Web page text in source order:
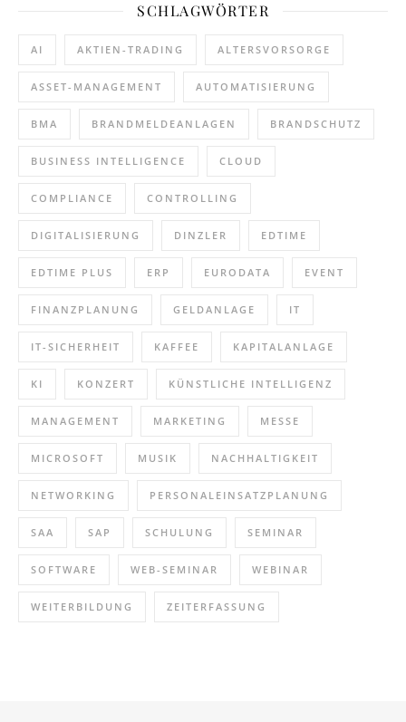
SCHLAGWÖRTER
AI AKTIEN-TRADING ALTERSVORSORGE
ASSET-MANAGEMENT AUTOMATISIERUNG
BMA BRANDMELDEANLAGEN BRANDSCHUTZ
BUSINESS INTELLIGENCE CLOUD
COMPLIANCE CONTROLLING
DIGITALISIERUNG DINZLER EDTIME
EDTIME PLUS ERP EURODATA EVENT
FINANZPLANUNG GELDANLAGE IT
IT-SICHERHEIT KAFFEE KAPITALANLAGE
KI KONZERT KÜNSTLICHE INTELLIGENZ
MANAGEMENT MARKETING MESSE
MICROSOFT MUSIK NACHHALTIGKEIT
NETWORKING PERSONALEINSATZPLANUNG
SAA SAP SCHULUNG SEMINAR
SOFTWARE WEB-SEMINAR WEBINAR
WEITERBILDUNG ZEITERFASSUNG